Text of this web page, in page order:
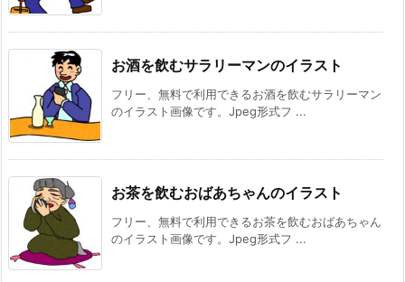
お酒を飲むサラリーマンのイラスト
フリー、無料で利用できるお酒を飲むサラリーマン
のイラスト画像です。Jpeg形式フ ...
お茶を飲むおばあちゃんのイラスト
フリー、無料で利用できるお茶を飲むおばあちゃん
のイラスト画像です。Jpeg形式フ ...